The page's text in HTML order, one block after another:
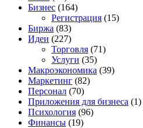
Бизнес (164)
Регистрация (15)
Биржа (83)
Идеи (227)
Торговля (71)
Услуги (35)
Макроэкономика (39)
Маркетинг (82)
Персонал (70)
Приложения для бизнеса (1)
Психология (96)
Финансы (19)